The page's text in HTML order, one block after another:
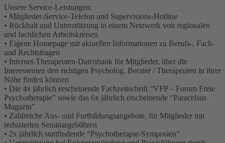
Unsere Service-Leistungen:
• Mitglieder-Service-Telefon und Supervisions-Hotline
• Rückhalt und Unterstützung in einem Netzwerk von regionalen
und fachlichen Arbeitskreisen
• Eigene Homepage mit aktuellen Informationen zu Berufs-, Fach-
und Rechtsfragen
• Internet-Therapeuten-Datenbank für Mitglieder, über die
Interessenten den richtigen Psycholog. Berater / Therapeuten in ihrer
Nähe finden können
• Die 4x jährlich erscheinende Fachzeitschrift “VFP – Forum Freie
Psychotherapie” sowie das 6x jährlich erscheinende “Paracelsus
Magazin”
• Zahlreiche Aus- und Fortbildungsangebote, für Mitglieder mit
reduzierten Seminargebühren
• 2x jährlich stattfindende “Psychotherapie-Symposien”